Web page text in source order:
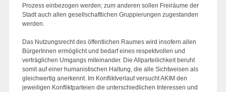
Prozess einbezogen werden; zum anderen sollen Freiräume der
Stadt auch allen gesellschaftlichen Gruppierungen zugestanden
werden.
Das Nutzungsrecht des öffentlichen Raumes wird insofern allen
BürgerInnen ermöglicht und bedarf eines respektvollen und
verträglichen Umgangs miteinander. Die Allparteilichkeit beruht
somit auf einer humanistischen Haltung, die alle Sichtweisen als
gleichwertig anerkennt. Im Konfliktverlauf versucht AKIM den
jeweiligen Konfliktparteien die unterschiedlichen Interessen und